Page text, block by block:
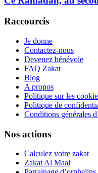
Raccourcis
Je donne
Contactez-nous
Devenez bénévole
FAQ Zakat
Blog
A propos
Politique sur les
Politique de
Conditions générales
Nos actions
Calculez votre zakat
Zakat Al Maal